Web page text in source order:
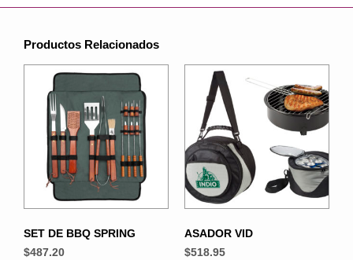
Productos Relacionados
SET DE BBQ SPRING
$487.20
ASADOR VID
$518.95